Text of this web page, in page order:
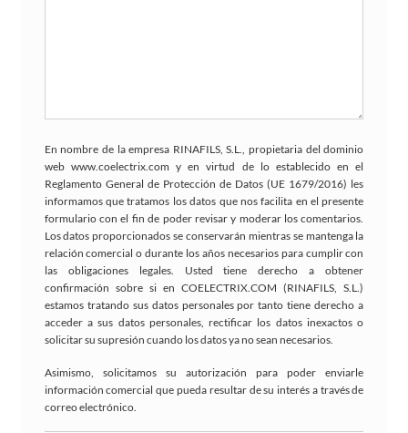
En nombre de la empresa RINAFILS, S.L., propietaria del dominio
web www.coelectrix.com y en virtud de lo establecido en el
Reglamento General de Protección de Datos (UE 1679/2016) les
informamos que tratamos los datos que nos facilita en el presente
formulario con el fin de poder revisar y moderar los comentarios.
Los datos proporcionados se conservarán mientras se mantenga la
relación comercial o durante los años necesarios para cumplir con
las obligaciones legales. Usted tiene derecho a obtener
confirmación sobre si en COELECTRIX.COM (RINAFILS, S.L.)
estamos tratando sus datos personales por tanto tiene derecho a
acceder a sus datos personales, rectificar los datos inexactos o
solicitar su supresión cuando los datos ya no sean necesarios.
Asimismo, solicitamos su autorización para poder enviarle
información comercial que pueda resultar de su interés a través de
correo electrónico.